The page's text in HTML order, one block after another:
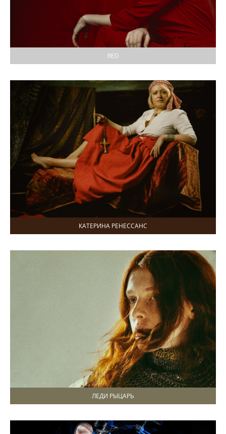
RED
КАТЕРИНА РЕНЕССАНС
ЛЕДИ РЫЦАРЬ